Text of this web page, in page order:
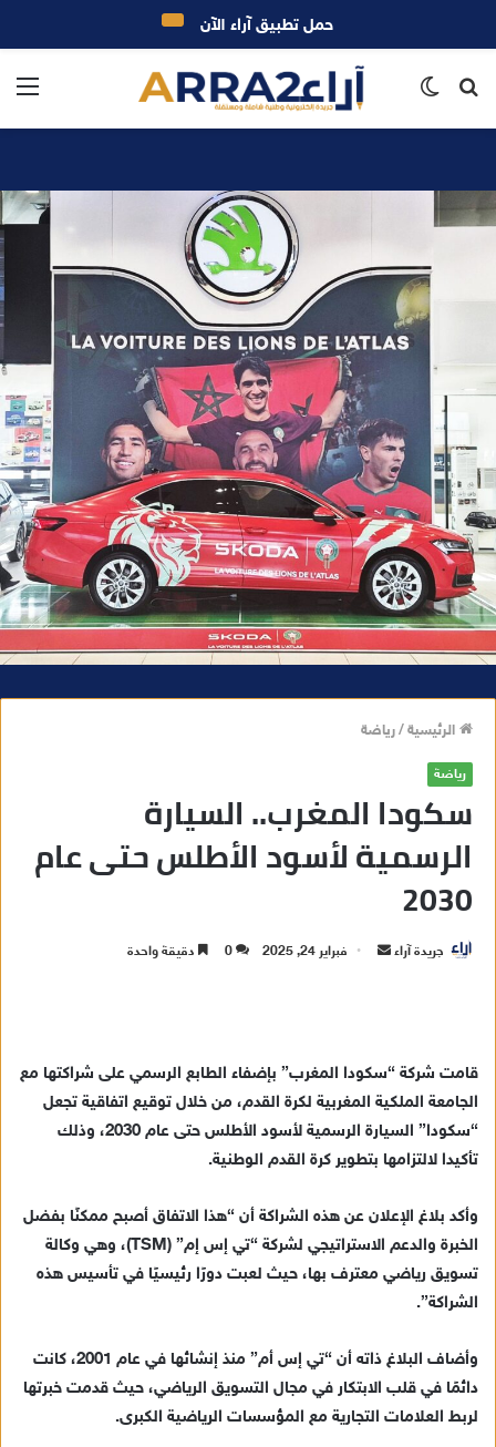
بحث
الرئيسية/رياضة
رياضة
سكودا المغرب.. السيارة
الرسمية لأسود الأطلس حتى عام
2030
جريدة آراء
د
ا
ل
ك
ت
ن
فبراير 24, 2025 0 دقيقة واحدة
قامت شركة “سكودا المغرب” بإضفاء الطابع الرسمي على شراكتها مع
الجامعة الملكية المغربية لكرة القدم، من خلال توقيع اتفاقية تجعل
“سكودا” السيارة الرسمية لأسود الأطلس حتى عام 2030، وذلك
تأكيدا لالتزامها بتطوير كرة القدم الوطنية.
وأكد بلاغ الإعلان عن هذه الشراكة أن “هذا الاتفاق أصبح ممكنًا بفضل
الخبرة والدعم الاستراتيجي لشركة “تي إس إم” (TSM)، وهي وكالة
تسويق رياضي معترف بها، حيث لعبت دورًا رئيسيًا في تأسيس هذه
الشراكة”.
وأضاف البلاغ ذاته أن “تي إس أم” منذ إنشائها في عام 2001، كانت
دائمًا في قلب الابتكار في مجال التسويق الرياضي، حيث قدمت خبرتها
لربط العلامات التجارية مع المؤسسات الرياضية الكبرى.
حمل تطبيق آراء الآن